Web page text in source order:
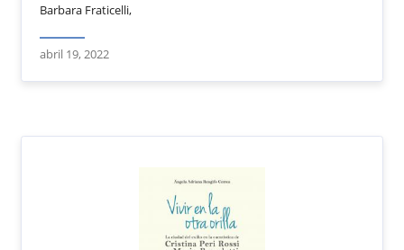
Barbara Fraticelli,
abril 19, 2022